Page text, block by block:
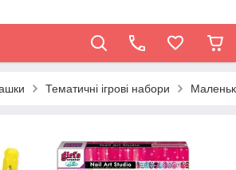
Тематичні ігрові набори